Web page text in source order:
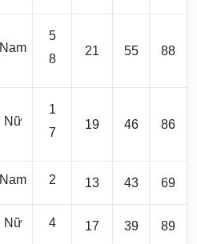
Nam
5
8
21 55 88
Nữ
1
7
19 46 86
Nam 2 13 43 69
Nữ 4 17 39 89